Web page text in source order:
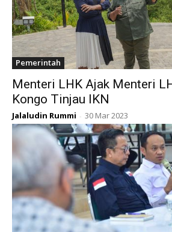
Pemerintah
Menteri LHK Ajak Menteri
Kongo Tinjau IKN
Jalaludin Rummi - 30 Mar 2023